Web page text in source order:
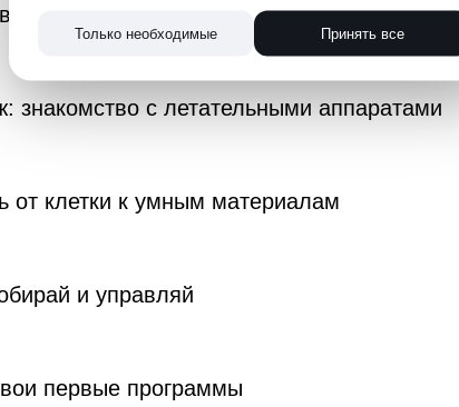
нас
знакомство с летательными аппаратами
от клетки к умным материалам
и управляй
первые программы
Только необходимые Принять все